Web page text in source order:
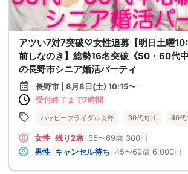
アツい7対7突破♡女性追募【明日土曜
前しなのき】総勢16名突破《50・60代
の長野市シニア婚活パーティ
長野市 | 8月8日(土) 10:15〜
受付終了まで7時間
ハッピーブライダル長野 30代向け 40代
女性 残り2席 35〜69歳 300円
男性 キャンセル待ち 45〜69歳 6,000円